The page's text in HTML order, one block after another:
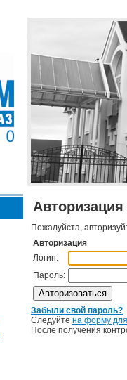
Авторизация
Пожалуйста,
Авторизация
Логин:
Пароль:
Забыли свой пароль?
Следуйте на форму
После получения